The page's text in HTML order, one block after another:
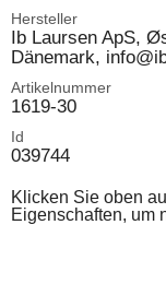
Hersteller
Ib Laursen ApS,
Dänemark,
Artikelnummer
1619-30
Id
039744
Klicken Sie oben
Eigenschaften, um